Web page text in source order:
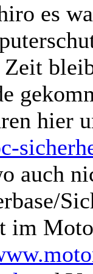
es
Zeit
hier
auch
im